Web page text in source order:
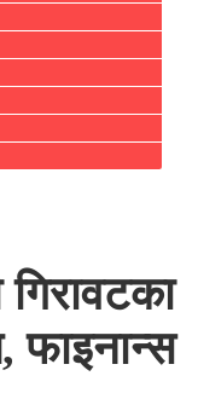
फाइनान्स